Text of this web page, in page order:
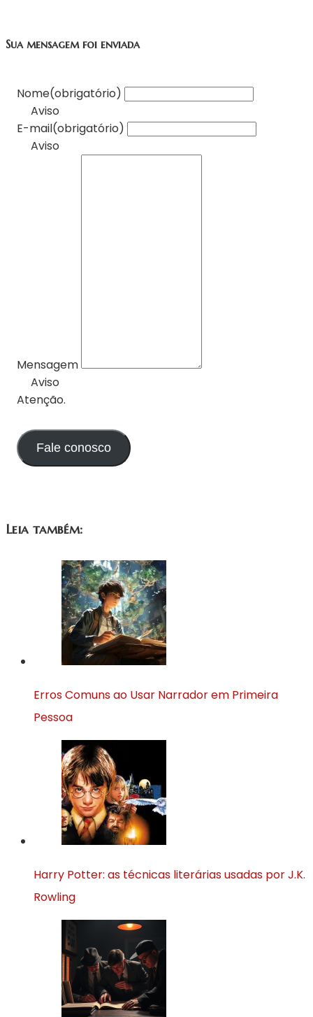
Sua mensagem foi enviada
Nome(obrigatório)
Aviso
E-mail(obrigatório)
Aviso
Mensagem
Aviso
Atenção.
Fale conosco
Leia também:
Erros Comuns ao Usar Narrador em Primeira
Pessoa
Harry Potter: as técnicas literárias usadas por J.K.
Rowling